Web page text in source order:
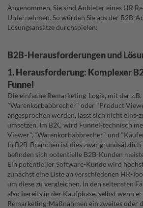
Angenommen, Sie sind Anbieter eines HR
Unternehmen. So würden Sie aus der B2B-
Lösungsansätze durchspielen:
B2B-Herausforderungen und
1. Herausforderung: Komplexer
Funnel
Die einfache Remarketing-Logik, mit der z.B.
"Warenkorbabbrecher" oder "Product
angesprochen werden, lässt sich nicht eins-
umsetzen. Im B2C wird Funnel-technisch
Viewer", "Warenkorbabbrecher" und
In B2B-Branchen ist dies zwar
befinden sich potentielle B2B-Kunden
Ein potentieller Software-Kunde wird
zunächst eine Liste an verschiedenen HR-
um diese zu vergleichen. In den seltensten
also bereits in der Kaufphase, selbst wenn
Remarketing-Maßnahmen ein zweites oder